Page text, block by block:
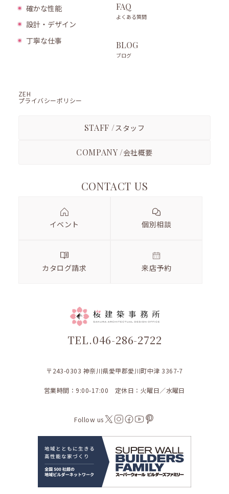
確かな性能
設計・デザイン
丁寧な仕事
FAQ
よくある質問
BLOG
ブログ
ZEH
プライバシーポリシー
STAFF /スタッフ
COMPANY /会社概要
CONTACT US
イベント 個別相談
カタログ請求 来店予約
TEL.046-286-2722
〒243-0303 神奈川県愛甲郡愛川町中津 3367-7
営業時間：9:00-17:00 定休日：火曜日／水曜日
Follow us